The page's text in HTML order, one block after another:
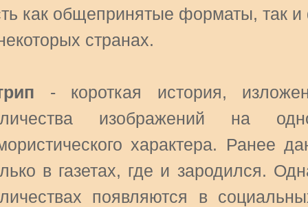
как общепринятые форматы, так
странах.
- короткая история,
изображений на
характера. Ранее
в газетах, где и зародился.
появляются в